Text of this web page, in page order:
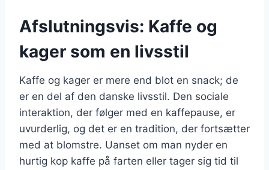
Afslutningsvis: Kaffe og
kager som en livsstil
Kaffe og kager er mere end blot en snack; de
er en del af den danske livsstil. Den sociale
interaktion, der følger med en kaffepause, er
uvurderlig, og det er en tradition, der fortsætter
med at blomstre. Uanset om man nyder en
hurtig kop kaffe på farten eller tager sig tid til